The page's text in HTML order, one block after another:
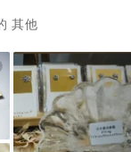
礦，內包礦玉化度
亮，玉化程度低、
，這是天然寶石難
，百元小品很難要
其他